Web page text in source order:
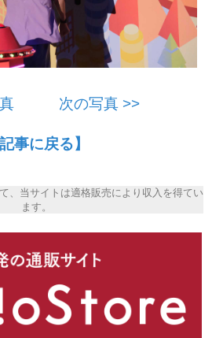
次の写真 >>
記事に戻る】
、当サイトは適格販売により収入を得てい
ます。